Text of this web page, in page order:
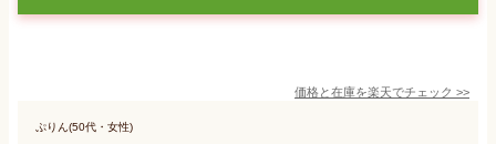
価格と在庫を楽天でチェック >>
ぷりん(50代・女性)